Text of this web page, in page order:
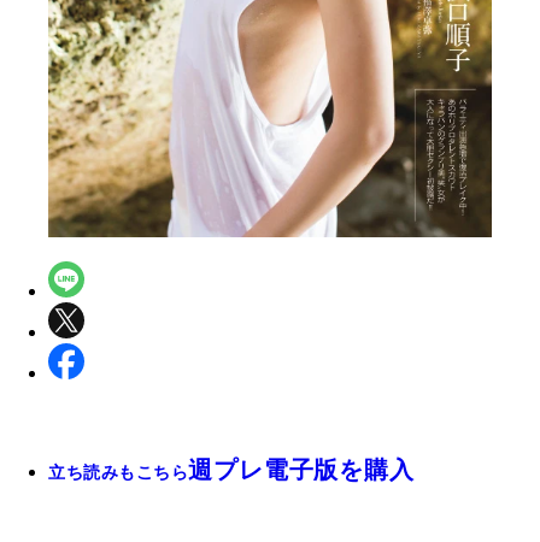
立ち読みもこちら週プレ電子版を購入